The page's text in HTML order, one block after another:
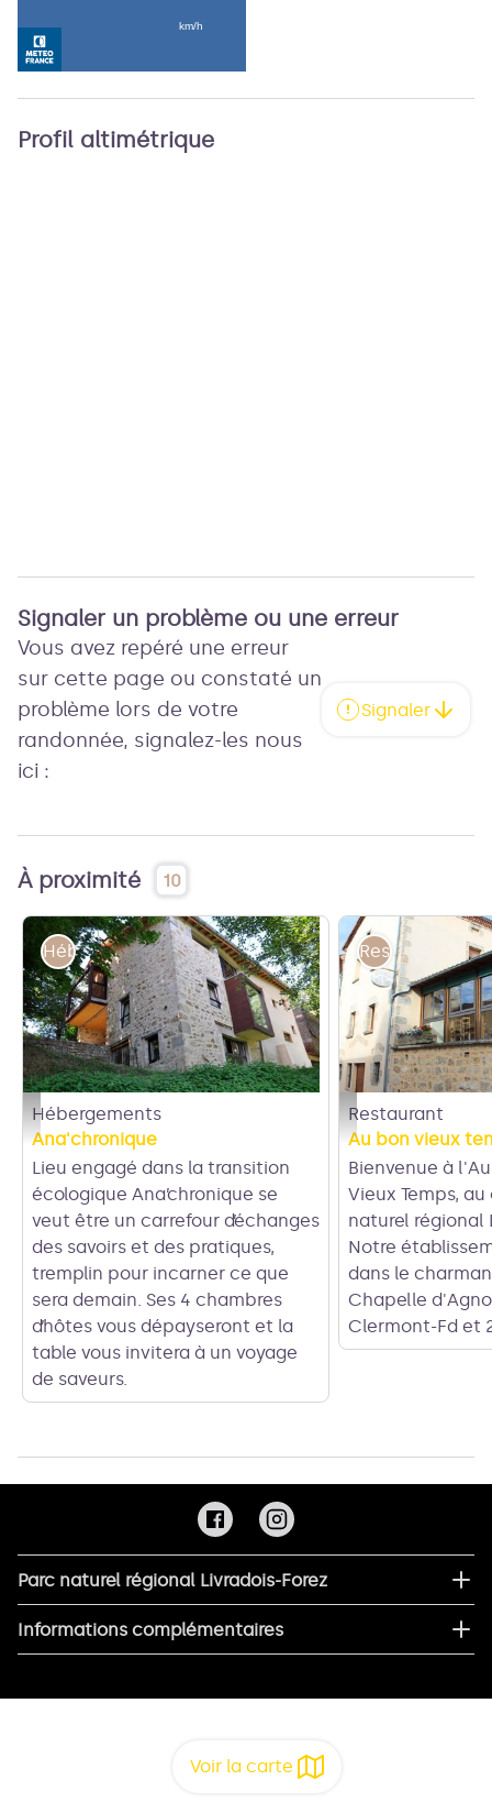
Voir la carte
Profil altimétrique
Signaler un problème ou une erreur
Vous avez repéré une erreur
sur cette page ou constaté un
problème lors de votre
randonnée, signalez-les nous
ici :
Signaler
À proximité 10
Ana'chronique
Hébergements
Hébergements
Ana'chronique
Lieu engagé dans la transition
écologique Ana’chronique se
veut être un carrefour d’échanges
des savoirs et des pratiques,
tremplin pour incarner ce que
sera demain. Ses 4 chambres
d’hôtes vous dépayseront et la
table vous invitera à un voyage
de saveurs.
Au bon vieux temps -
Restaurant
Restaurant
Au bon vieux
Bienvenue à
Vieux Temps,
naturel régional
Notre
dans le
Chapelle
Clermont-Fd et
Parc naturel régional Livradois-Forez
Informations complémentaires